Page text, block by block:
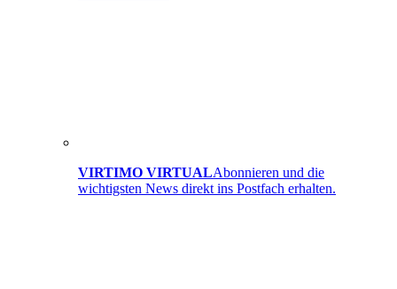
VIRTIMO VIRTUALAbonnieren und die
wichtigsten News direkt ins Postfach erhalten.